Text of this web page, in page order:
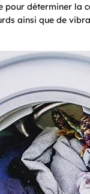
pour déterminer la
ainsi que de